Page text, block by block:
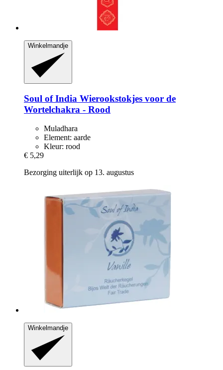
Winkelmandje
Soul of India Wierookstokjes voor de
Wortelchakra -​ Rood
Muladhara
Element: aarde
Kleur: rood
€ 5,29
Bezorging uiterlijk op 13. augustus
Winkelmandje